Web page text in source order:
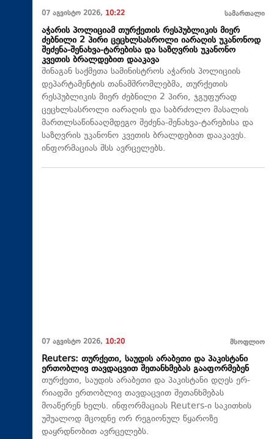
07 აგვისტო 2026, 10:22 სამართალი
აჭარის პოლიციამ თურქეთის რესპუბლიკის მიერ
ძებნილი 2 პირი ცეცხლსასროლი იარაღის უკანონოდ
შეძენა-შენახვა-ტარებისა და საზღვრის უკანონო
კვეთის ბრალდებით დააკავა
შინაგან საქმეთა სამინისტროს აჭარის პოლიციის
დეპარტამენტის თანამშრომლებმა, თურქეთის
რესპუბლიკის მიერ ძებნილი 2 პირი, ჯგუფურად
ცეცხლსასროლი იარაღის და საბრძოლო მასალის
მართლსაწინააღმდეგო შეძენა-შენახვა-ტარებისა და
საზღვრის უკანონო კვეთის ბრალდებით დააკავეს.
ინფორმაციას შსს ავრცელებს.
07 აგვისტო 2026, 10:20 მსოფლიო
Reuters: თურქეთი, საუდის არაბეთი და პაკისტანი
ერთობლივ თავდაცვით შეთანხმებას გააფორმებენ
თურქეთი, საუდის არაბეთი და პაკისტანი დღეს ერ-
რიადში ერთობლივ თავდაცვით შეთანხმებას
მოაწერენ ხელს. ინფორმაციას Reuters-ი საკითხის
უშუალოდ მცოდნე ორ რეგიონულ წყაროზე
დაყრდნობით ავრცელებს.